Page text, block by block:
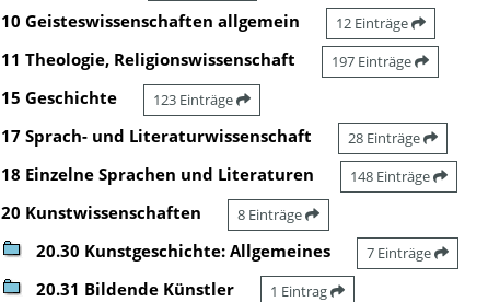
10 Geisteswissenschaften allgemein 12 Einträge
11 Theologie, Religionswissenschaft 197 Einträge
15 Geschichte 123 Einträge
17 Sprach- und Literaturwissenschaft 28 Einträge
18 Einzelne Sprachen und Literaturen 148 Einträge
20 Kunstwissenschaften 8 Einträge
20.30 Kunstgeschichte: Allgemeines 7 Einträge
20.31 Bildende Künstler 1 Eintrag